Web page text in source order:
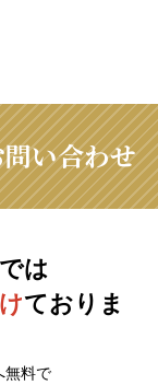
い合わせ
は
ておりま
無料で